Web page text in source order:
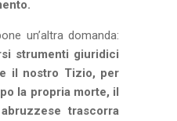
un’altra domanda:
strumenti giuridici
il nostro Tizio, per
la propria morte, il
trascorra